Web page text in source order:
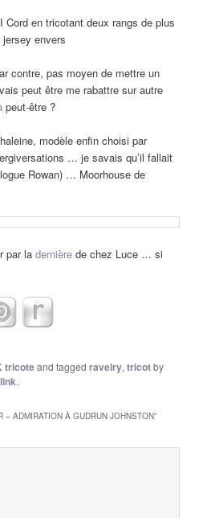
Cord en tricotant deux rangs de plus
jersey envers
contre, pas moyen de mettre un
peut être me rabattre sur autre
peut-être ?
modèle enfin choisi par
… je savais qu’il fallait
Rowan) … Moorhouse de
par ladernière de chez Luce … si
tricoteand taggedravelry,tricotby
.
– ADMIRATION À GUDRUN JOHNSTON”